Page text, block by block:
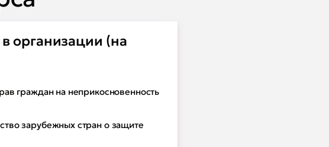
организации (на
граждан на неприкосновенность
зарубежных стран о защите